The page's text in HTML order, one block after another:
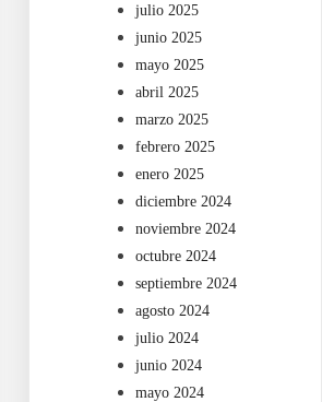
julio 2025
junio 2025
mayo 2025
abril 2025
marzo 2025
febrero 2025
enero 2025
diciembre 2024
noviembre 2024
octubre 2024
septiembre 2024
agosto 2024
julio 2024
junio 2024
mayo 2024